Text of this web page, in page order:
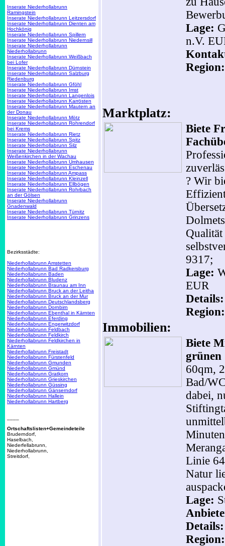
Inserate Niederhollabrunn
Ramingstein
Inserate Niederhollabrunn Leitzersdorf
Inserate Niederhollabrunn Dienten am
Hochkönig
Inserate Niederhollabrunn Spillern
Inserate Niederhollabrunn Niedernsill
Inserate Niederhollabrunn
Niederhollabrunn
Inserate Niederhollabrunn Weißbach
bei Lofer
Inserate Niederhollabrunn Dürnstein
Inserate Niederhollabrunn Salzburg
Riedenburg
Inserate Niederhollabrunn Gföhl
Inserate Niederhollabrunn Imst
Inserate Niederhollabrunn Langenlois
Inserate Niederhollabrunn Karrösten
Inserate Niederhollabrunn Mautern an
der Donau
Inserate Niederhollabrunn Mötz
Inserate Niederhollabrunn Rohrendorf
bei Krems
Inserate Niederhollabrunn Rietz
Inserate Niederhollabrunn Spitz
Inserate Niederhollabrunn Silz
Inserate Niederhollabrunn
Weißenkirchen in der Wachau
Inserate Niederhollabrunn Umhausen
Inserate Niederhollabrunn Eschenau
Inserate Niederhollabrunn Ampass
Inserate Niederhollabrunn Kleinzell
Inserate Niederhollabrunn Ellbögen
Inserate Niederhollabrunn Rohrbach
an der Gölsen
Inserate Niederhollabrunn
Gnadenwald
Inserate Niederhollabrunn Türnitz
Inserate Niederhollabrunn Grinzens
Bezirksstädte:
Niederhollabrunn Amstetten
Niederhollabrunn Bad Radkersburg
Niederhollabrunn Baden
Niederhollabrunn Bludenz
Niederhollabrunn Braunau am Inn
Niederhollabrunn Bruck an der Leitha
Niederhollabrunn Bruck an der Mur
Niederhollabrunn Deutschlandsberg
Niederhollabrunn Dornbirn
Niederhollabrunn Ebenthal in Kärnten
Niederhollabrunn Eferding
Niederhollabrunn Engerwitzdorf
Niederhollabrunn Feldbach
Niederhollabrunn Feldkirch
Niederhollabrunn Feldkirchen in
Kärnten
Niederhollabrunn Freistadt
Niederhollabrunn Fürstenfeld
Niederhollabrunn Gmunden
Niederhollabrunn Gmünd
Niederhollabrunn Gratkorn
Niederhollabrunn Grieskirchen
Niederhollabrunn Güssing
Niederhollabrunn Gänserndorf
Niederhollabrunn Hallein
Niederhollabrunn Hartberg
Ortschaftslisten+Gemeindeteile
Bruderndorf,
Haselbach,
Niederfellabrunn,
Niederhollabrunn,
Streitdorf,
Lage:
n.V.
Region:
Marktplatz:
Biete
? Wir
9317;
Lage:
EUR
Region:
Immobilien:
Biete
60qm,
Bad/
dabei,
Linie
Natur
Lage:
Region: